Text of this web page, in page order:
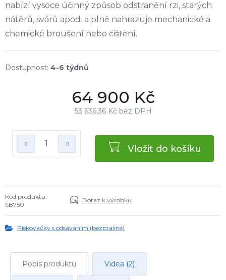
nabízí vysoce účinný způsob odstranění rzi, starých
nátěrů, svárů apod. a plně nahrazuje mechanické a
chemické broušení nebo čištění.
4-6 týdnů
64 900 Kč
53 636,36 Kč bez DPH
Vložit do košíku
Kód produktu:
SB750
Dotaz k výrobku
Pískovačky s odsáváním (bezprašné)
Popis produktu Videa (2)